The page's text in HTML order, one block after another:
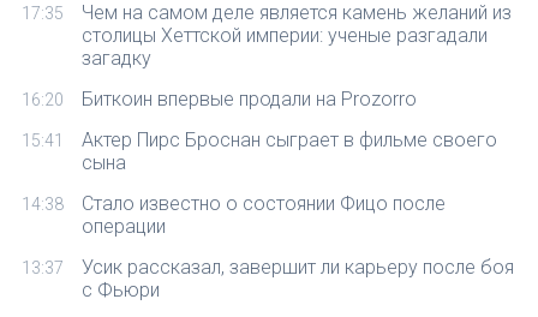
17:35
Чем на самом деле является камень желаний из
столицы Хеттской империи: ученые разгадали
загадку
16:20 Биткоин впервые продали на Prozorro
15:41
Актер Пирс Броснан сыграет в фильме своего
сына
14:38
Стало известно о состоянии Фицо после
операции
13:37
Усик рассказал, завершит ли карьеру после боя
с Фьюри